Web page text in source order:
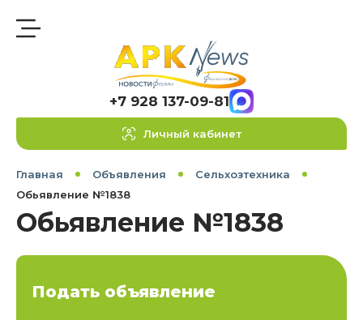
+7 928 137-09-81
Личный кабинет
Главная Объявления
Сельхозтехника
Обьявление №1838
Обьявление №1838
Подать объявление